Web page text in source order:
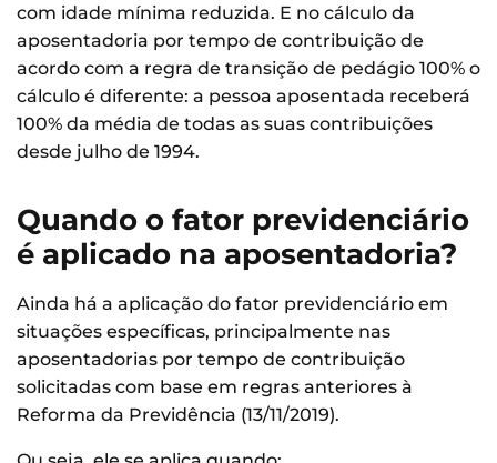
com idade mínima reduzida. E no cálculo da
aposentadoria por tempo de contribuição de
acordo com a regra de transição de pedágio 100% o
cálculo é diferente: a pessoa aposentada receberá
100% da média de todas as suas contribuições
desde julho de 1994.
Quando o fator previdenciário
é aplicado na aposentadoria?
Ainda há a aplicação do fator previdenciário em
situações específicas, principalmente nas
aposentadorias por tempo de contribuição
solicitadas com base em regras anteriores à
Reforma da Previdência (13/11/2019).